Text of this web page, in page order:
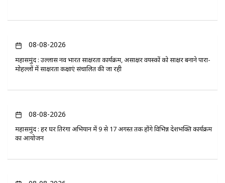
08-08-2026
महासमुंद : उल्लास नव भारत साक्षरता कार्यक्रम, असाक्षर वयस्कों को साक्षर बनाने पारा-
मोहल्लों में साक्षरता कक्षाएं संचालित की जा रही
08-08-2026
महासमुंद : हर घर तिरंगा अभियान में 9 से 17 अगस्त तक होंगे विभिन्न देशभक्ति कार्यक्रम
का आयोजन